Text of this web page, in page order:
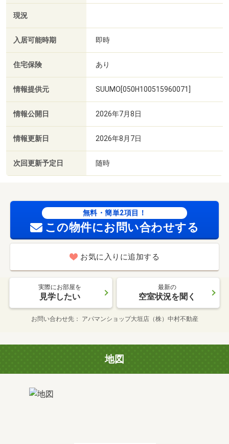
現況
入居可能時期 即時
住宅保険 あり
情報提供元 SUUMO[050H100515960071]
情報公開日 2026年7月8日
情報更新日 2026年8月7日
次回更新予定日 随時
無料・簡単2項目！
この物件にお問い合わせする
お気に入りに追加する
実際にお部屋を
見学したい
最新の
空室状況を聞く
お問い合わせ先 アパマンショップ大垣店（株）中村不動産
地図